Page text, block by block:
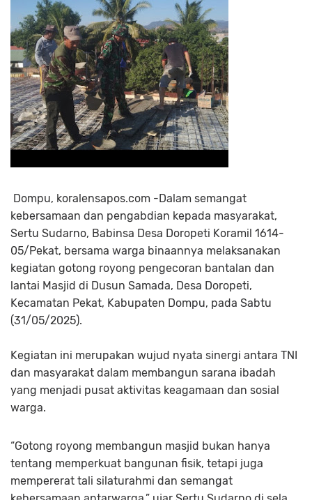
Dompu, koralensapos.com -Dalam semangat
kebersamaan dan pengabdian kepada masyarakat,
Sertu Sudarno, Babinsa Desa Doropeti Koramil 1614-
05/Pekat, bersama warga binaannya melaksanakan
kegiatan gotong royong pengecoran bantalan dan
lantai Masjid di Dusun Samada, Desa Doropeti,
Kecamatan Pekat, Kabupaten Dompu, pada Sabtu
(31/05/2025).
Kegiatan ini merupakan wujud nyata sinergi antara TNI
dan masyarakat dalam membangun sarana ibadah
yang menjadi pusat aktivitas keagamaan dan sosial
warga.
“Gotong royong membangun masjid bukan hanya
tentang memperkuat bangunan fisik, tetapi juga
mempererat tali silaturahmi dan semangat